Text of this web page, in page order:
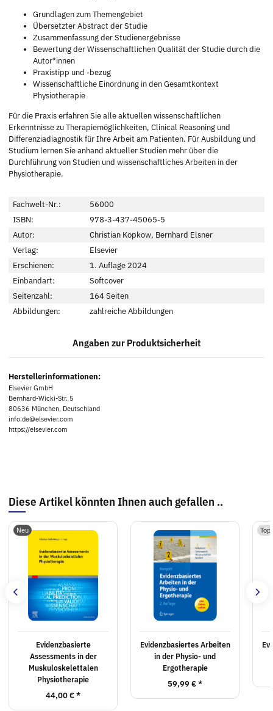
Grundlagen zum Themengebiet
Übersetzter Abstract der Studie
Zusammenfassung der Studienergebnisse
Bewertung der Wissenschaftlichen Qualität der Studie durch die
Autor*innen
Praxistipp und -bezug
Wissenschaftliche Einordnung in den Gesamtkontext
Physiotherapie
Für die Praxis erfahren Sie alle aktuellen wissenschaftlichen
Erkenntnisse zu Therapiemöglichkeiten, Clinical Reasoning und
Differenziadiagnostik für Ihre Arbeit am Patienten. Für Ausbildung und
Studium lernen Sie anhand aktueller Studien mehr über die
Durchführung von Studien und wissenschaftliches Arbeiten in der
Physiotherapie.
Fachwelt-Nr.:
56000
ISBN:
978-3-437-45065-5
Autor:
Christian Kopkow, Bernhard Elsner
Verlag:
Elsevier
Erschienen:
1. Auflage 2024
Einbandart:
Softcover
Seitenzahl:
164 Seiten
Abbildungen:
zahlreiche Abbildungen
Angaben zur Produktsicherheit
Herstellerinformationen:
Elsevier GmbH
Bernhard-Wicki-Str. 5
80636 München, Deutschland
info.de@elsevier.com
https://elsevier.com
Diese Artikel könnten Ihnen auch gefallen ..
Neu
Evidenzbasierte
Assessments in der
Muskuloskelettalen
Physiotherapie
44,00 €*
Evidenzbasiertes Arbeiten
in der Physio- und
Ergotherapie
59,99 €*
Top